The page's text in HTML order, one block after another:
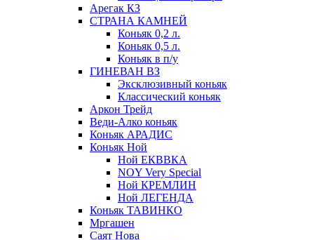
Арегак КЗ
СТРАНА КАМНЕЙ
Коньяк 0,2 л.
Коньяк 0,5 л.
Коньяк в п/у
ГИНЕВАН ВЗ
Эксклюзивный коньяк
Классический коньяк
Аркон Трейд
Веди-Алко коньяк
Коньяк АРАДИС
Коньяк Ной
Ной ЕКВВКА
NOY Very Special
Ной КРЕМЛИН
Ной ЛЕГЕНДА
Коньяк ТАВИНКО
Мргашен
Саят Нова